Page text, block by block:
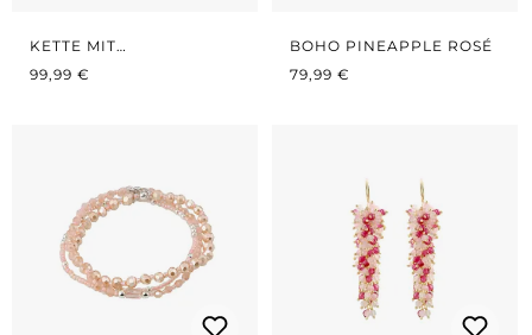
KETTE MIT
ROSENQUARZ-
ANHÄNGER
REGULÄRER PREIS:
99,99 €
BOHO PINEAPPLE ROSÉ
REGULÄRER PREIS:
79,99 €